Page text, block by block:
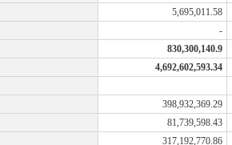
5,695,011.58
-
830,300,140.9
4,692,602,593.34
398,932,369.29
81,739,598.43
317,192,770.86